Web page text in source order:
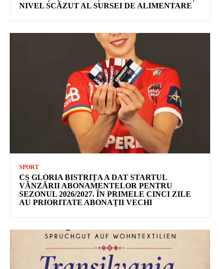
NIVEL SCĂZUT AL SURSEI DE ALIMENTARE
SPORT
CS GLORIA BISTRIȚA A DAT STARTUL
VÂNZĂRII ABONAMENTELOR PENTRU
SEZONUL 2026/2027. ÎN PRIMELE CINCI ZILE
AU PRIORITATE ABONAȚII VECHI